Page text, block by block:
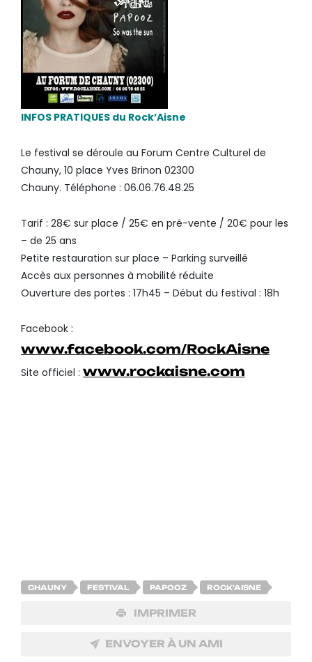
INFOS PRATIQUES du Rock’Aisne
Le festival se déroule au Forum Centre Culturel de
Chauny, 10 place Yves Brinon 02300
Chauny. Téléphone : 06.06.76.48.25
Tarif : 28€ sur place / 25€ en pré-vente / 20€ pour les
– de 25 ans
Petite restauration sur place – Parking surveillé
Accès aux personnes à mobilité réduite
Ouverture des portes : 17h45 – Début du festival : 18h
Facebook :
www.facebook.com/RockAisne
Site officiel : www.rockaisne.com
CHAUNY FESTIVAL PAPOOZ ROCK'AISNE
IMPRIMER
ENVOYER À UN AMI